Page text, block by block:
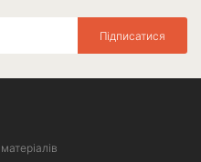
Підписатися